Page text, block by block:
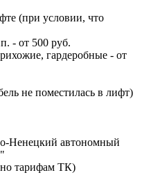
(при условии, что
- от 500 руб.
гардеробные - от
не поместилась в лифт)
Ненецкий автономный
тарифам ТК)